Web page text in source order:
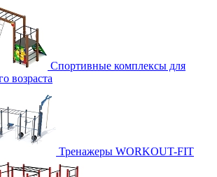
Спортивные комплексы для
возраста
Тренажеры WORKOUT-FIT